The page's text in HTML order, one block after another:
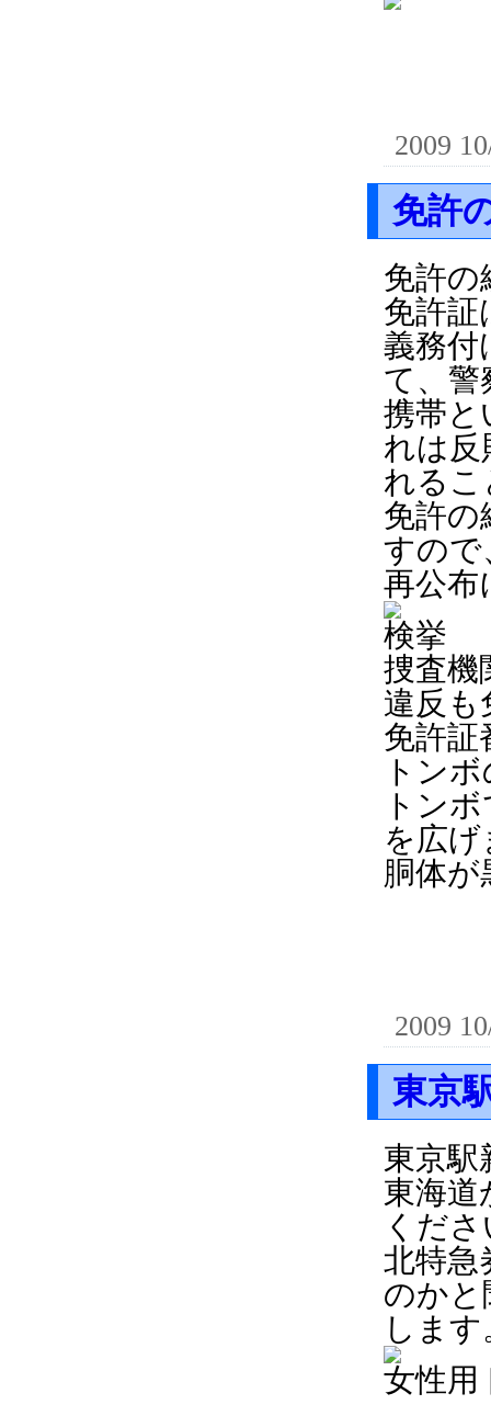
2009
免許
免許の
免許証
義務付
て、警
携帯と
れは反
れる
免許の
すので
再公布
検挙
捜査機
違反も
免許証
トン
トン
を広
胴体
2009
東京
東京駅
東海道
くだ
北特急
のかと
しま
女性用